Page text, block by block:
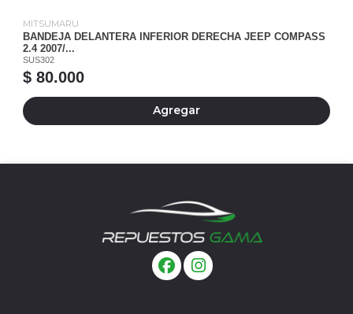
MITSUMARU
BANDEJA DELANTERA INFERIOR DERECHA JEEP COMPASS
2.4 2007/...
SUS302
$ 80.000
Agregar